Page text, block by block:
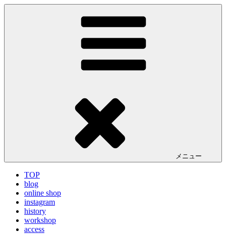
コ
LA VILLA ROUGE Blog
メニュー
TOP
blog
online shop
instagram
history
workshop
access